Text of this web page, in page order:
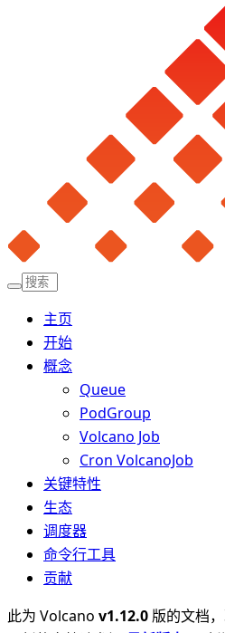
主页
开始
概念
Queue
PodGroup
Volcano Job
Cron VolcanoJob
关键特性
生态
调度器
命令行工具
贡献
此为 Volcano v1.12.0 版的文档